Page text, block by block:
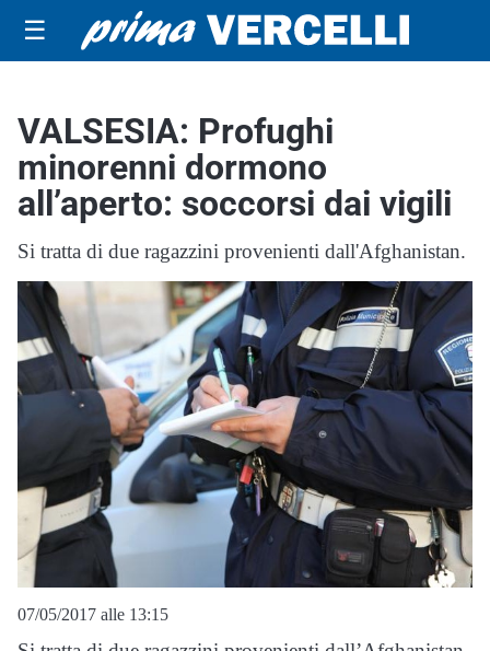
☰
VALSESIA: Profughi
minorenni dormono
all’aperto: soccorsi dai vigili
Si tratta di due ragazzini provenienti dall'Afghanistan.
07/05/2017 alle 13:15